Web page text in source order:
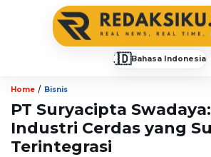
🇮🇩Bahasa Indonesia
Home / Bisnis
PT Suryacipta
Industri Cerdas yang
Terintegrasi